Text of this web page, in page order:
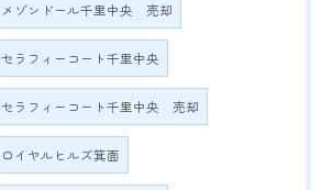
メゾンドール千里中央 売却
セラフィーコート千里中央
セラフィーコート千里中央 売却
ロイヤルヒルズ箕面